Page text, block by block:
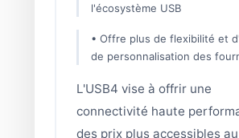
l'écosystème USB
• Offre plus de flexibilité et
de personnalisation des
L'USB4 vise à offrir une
connectivité haute
des prix plus accessibles